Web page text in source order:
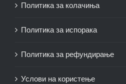
Политика за колачиња
Политика за испорака
Политика за рефундирање
Услови на користење